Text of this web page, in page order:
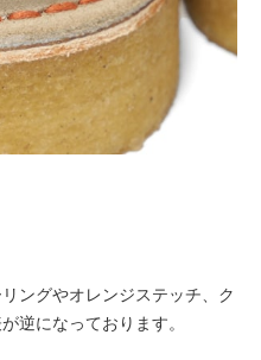
ングやオレンジステッチ、ク
逆になっております。